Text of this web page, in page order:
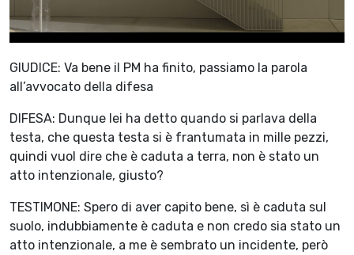
GIUDICE: Va bene il PM ha finito, passiamo la parola
all’avvocato della difesa
DIFESA: Dunque lei ha detto quando si parlava della
testa, che questa testa si è frantumata in mille pezzi,
quindi vuol dire che è caduta a terra, non è stato un
atto intenzionale, giusto?
TESTIMONE: Spero di aver capito bene, sì è caduta sul
suolo, indubbiamente è caduta e non credo sia stato un
atto intenzionale, a me è sembrato un incidente, però